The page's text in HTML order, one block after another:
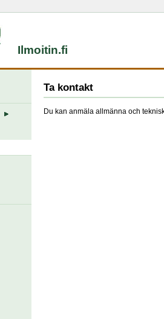
Ilmoitin.fi
Ta kontakt
Du kan anmäla allmänna och